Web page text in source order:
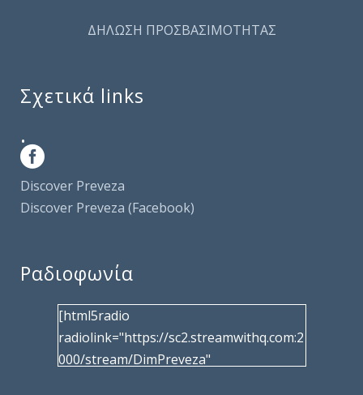
ΔΗΛΩΣΗ ΠΡΟΣΒΑΣΙΜΟΤΗΤΑΣ
Σχετικά links
.
Discover Preveza
Discover Preveza (Facebook)
Ραδιοφωνία
[html5radio
radiolink="https://sc2.streamwithq.com:2
000/stream/DimPreveza"